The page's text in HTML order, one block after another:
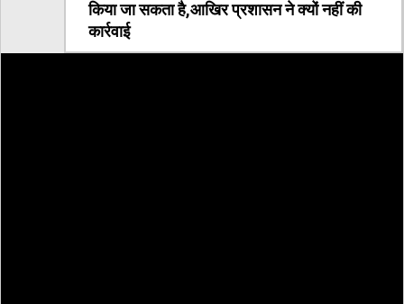
किया जा सकता है,आखिर प्रशासन ने क्यों नहीं की
कार्रवाई